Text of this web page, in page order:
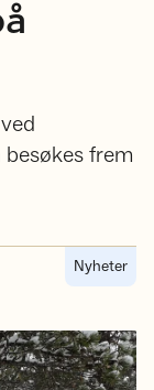
frem
Nyheter